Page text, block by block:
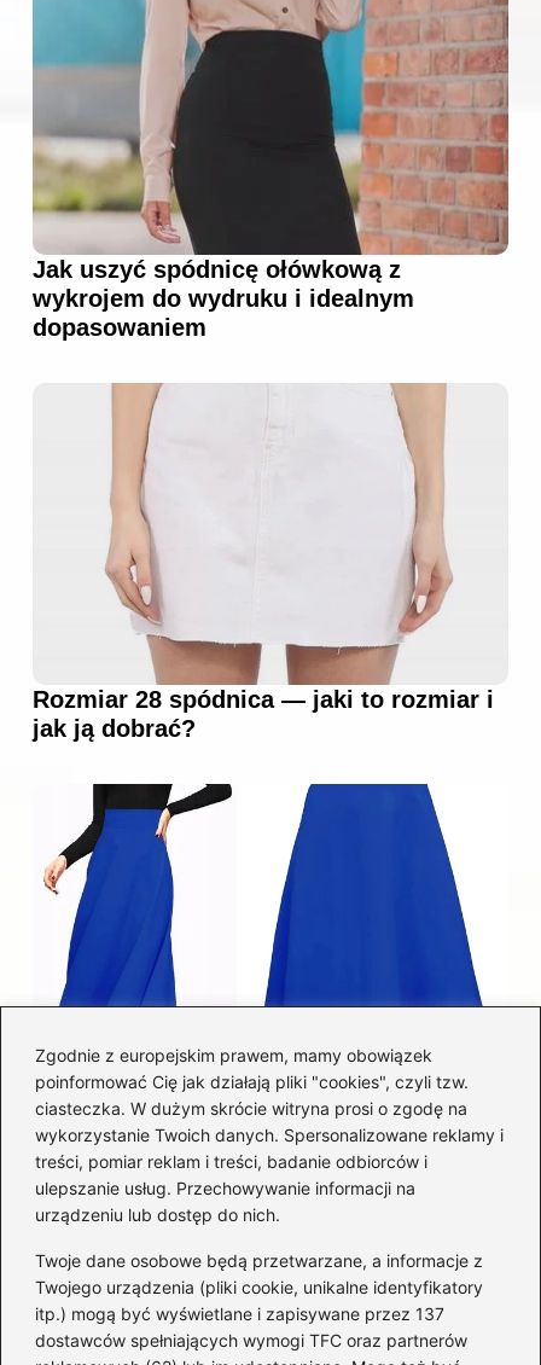
Zgodnie z europejskim prawem, mamy obowiązek
poinformować Cię jak działają pliki "cookies", czyli tzw.
ciasteczka. W dużym skrócie witryna prosi o zgodę na
wykorzystanie Twoich danych. Spersonalizowane reklamy i
treści, pomiar reklam i treści, badanie odbiorców i
ulepszanie usług. Przechowywanie informacji na
urządzeniu lub dostęp do nich.
Twoje dane osobowe będą przetwarzane, a informacje z
Twojego urządzenia (pliki cookie, unikalne identyfikatory
itp.) mogą być wyświetlane i zapisywane przez 137
dostawców spełniających wymogi TFC oraz partnerów
Jak uszyć spódnicę ołówkową z
wykrojem do wydruku i idealnym
dopasowaniem
Rozmiar 28 spódnica — jaki to rozmiar i
jak ją dobrać?
Łatwy sposób jak skrócić spódnicę z
półkoła w domu
Kategorie
Akcesoria(29)
Buty(225)
Dodatki(60)